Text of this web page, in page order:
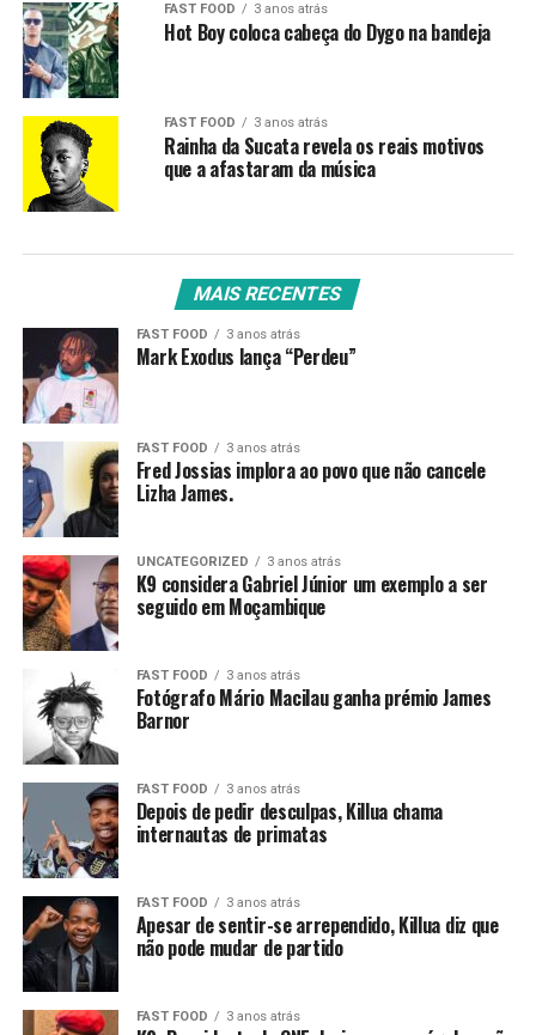
FAST FOOD 3 anos atrás
Hot Boy coloca cabeça do Dygo na bandeja
FAST FOOD 3 anos atrás
Rainha da Sucata revela os reais motivos
que a afastaram da música
MAIS RECENTES
FAST FOOD 3 anos atrás
Mark Exodus lança “Perdeu”
FAST FOOD 3 anos atrás
Fred Jossias implora ao povo que não cancele
Lizha James.
UNCATEGORIZED 3 anos atrás
K9 considera Gabriel Júnior um exemplo a ser
seguido em Moçambique
FAST FOOD 3 anos atrás
Fotógrafo Mário Macilau ganha prémio James
Barnor
FAST FOOD 3 anos atrás
Depois de pedir desculpas, Killua chama
internautas de primatas
FAST FOOD 3 anos atrás
Apesar de sentir-se arrependido, Killua diz que
não pode mudar de partido
FAST FOOD 3 anos atrás